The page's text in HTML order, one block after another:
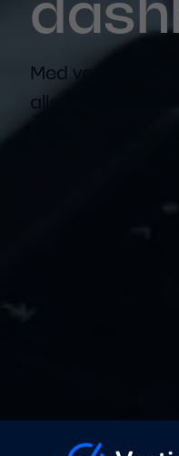
Med vores 360°
alle dine